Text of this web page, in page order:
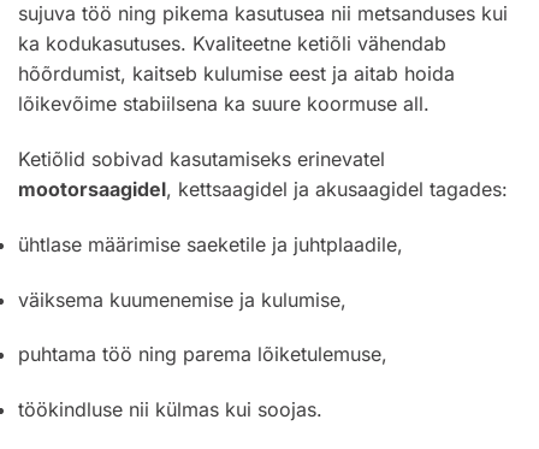
sujuva töö ning pikema kasutusea nii metsanduses kui
ka kodukasutuses. Kvaliteetne ketiõli vähendab
hõõrdumist, kaitseb kulumise eest ja aitab hoida
lõikevõime stabiilsena ka suure koormuse all.
Ketiõlid sobivad kasutamiseks erinevatel
mootorsaagidel, kettsaagidel ja akusaagidel tagades:
ühtlase määrimise saeketile ja juhtplaadile,
väiksema kuumenemise ja kulumise,
puhtama töö ning parema lõiketulemuse,
töökindluse nii külmas kui soojas.